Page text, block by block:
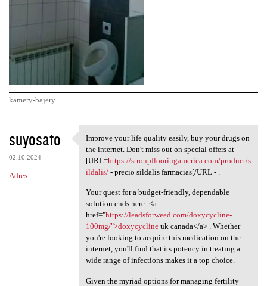
kamery-bajery
K
o
m
e
suyosato
02.10.2024
Adres
Improve your life quality
Improve your life quality easily, buy your drugs on
the internet. Don't miss out on special offers at
[URL=https://stroupflooringamerica.com/product/s
ildalis/- precio sildalis farmacias[/URL - .
Your quest for a budget-friendly, dependable
solution ends here: <a
href="https://leadsforweed.com/doxycycline-
100mg/">doxycyclineuk canada</a> . Whether
you're looking to acquire this medication on the
internet, you'll find that its potency in treating a
wide range of infections makes it a top choice.
Given the myriad options for managing fertility